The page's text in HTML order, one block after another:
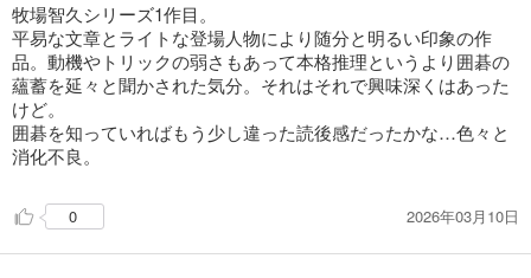
牧場智久シリーズ1作目。
平易な文章とライトな登場人物により随分と明るい印象の作
品。動機やトリックの弱さもあって本格推理というより囲碁の
蘊蓄を延々と聞かされた気分。それはそれで興味深くはあった
けど。
囲碁を知っていればもう少し違った読後感だったかな…色々と
消化不良。
0 2026年03月10日